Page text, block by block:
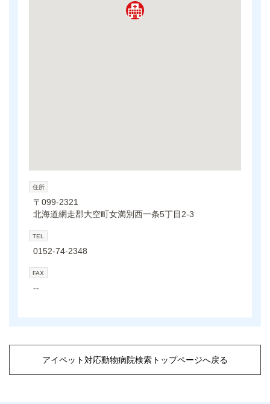
住所
〒099-2321
北海道網走郡大空町女満別西一条5丁目2-3
TEL
0152-74-2348
FAX
--
アイペット対応動物病院検索トップページへ戻る